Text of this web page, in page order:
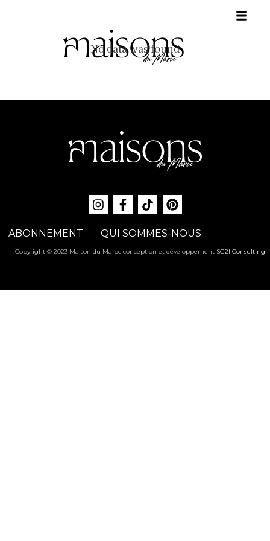
No data was found
ABONNEMENT QUI SOMMES-NOUS
Copyright © 2023 Maison du Maroc conception et développement SG2I Consulting